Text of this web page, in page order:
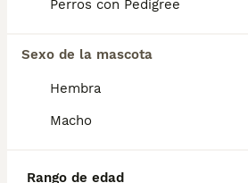
Perros con Pedigree
Sexo de la mascota
Hembra
Macho
Rango de edad
¿Cuáles son las
¿Qué problemas